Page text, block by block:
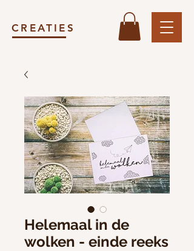
CREATIES
Helemaal in de
wolken - einde reeks